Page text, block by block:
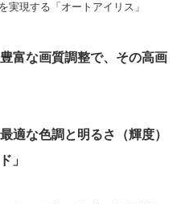
実現する「オートアイリス」
富な画質調整で、その高画
適な色調と明るさ（輝度）
」